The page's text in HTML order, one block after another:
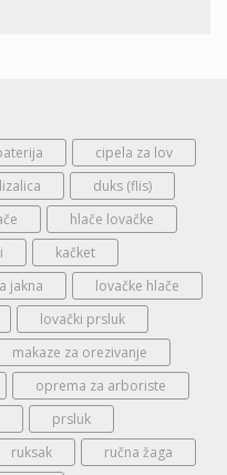
cipela za lov
duks (flis)
hlače lovačke
kačket
jakna
lovačke hlače
lovački prsluk
makaze za orezivanje
oprema za arboriste
prsluk
ruksak
ručna žaga